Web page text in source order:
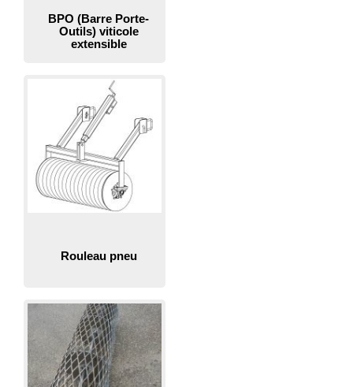
BPO (Barre Porte-
Outils) viticole
extensible
Rouleau pneu